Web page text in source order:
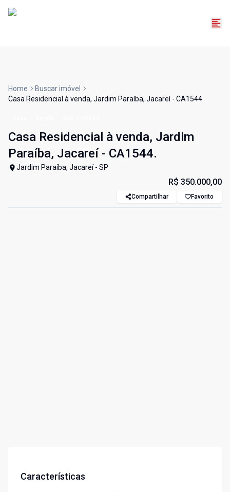
Home
Buscar imóvel
Casa Residencial à venda, Jardim Paraíba, Jacareí - CA1544.
Casa Residencial à venda, Jardim
Paraíba, Jacareí - CA1544.
Jardim Paraíba, Jacareí - SP
R$ 350.000,00
Compartilhar Favorito
Características